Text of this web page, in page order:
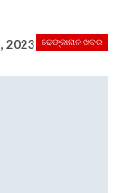
ଢେଙ୍କାନାଳ ଖବର
2023